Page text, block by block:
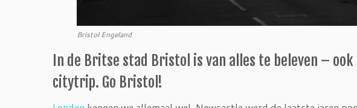
Bristol Engeland
In de Britse stad Bristol is van alles te beleven –
citytrip. Go Bristol!